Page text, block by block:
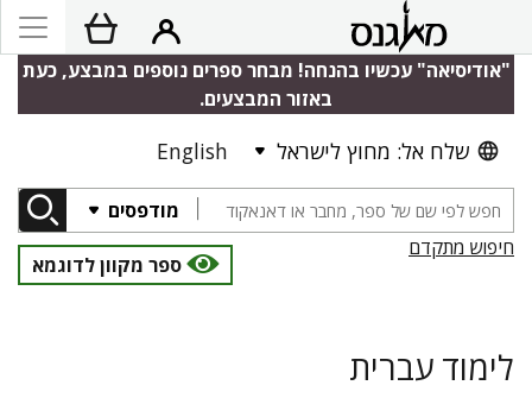
"אודיסיאה" עכשיו בהנחה! מבחר ספרים נוספים במבצע, כעת
באזור המבצעים.
שלח אל: מחוץ לישראל English
מודפסים
חיפוש מתקדם
ספר מקוון לדוגמא
לימוד עברית